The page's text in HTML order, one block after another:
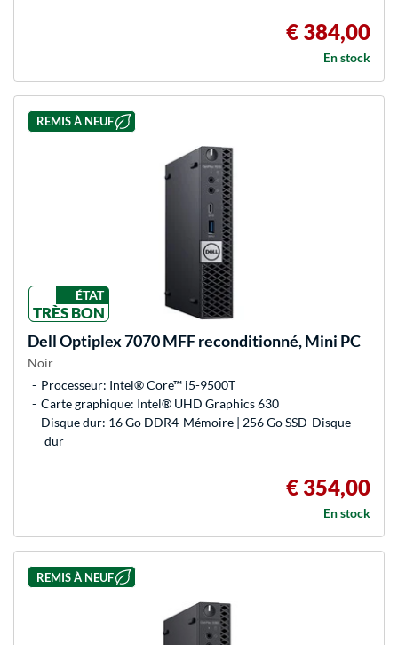
€ 384,00
En stock
REMIS À NEUF
ÉTAT
TRÈS BON
DellOptiplex 7070 MFF reconditionné, Mini PC
Noir
Processeur: Intel® Core™ i5-9500T
Carte graphique: Intel® UHD Graphics 630
Disque dur: 16 Go DDR4-Mémoire | 256 Go SSD-Disque
dur
€ 354,00
En stock
REMIS À NEUF